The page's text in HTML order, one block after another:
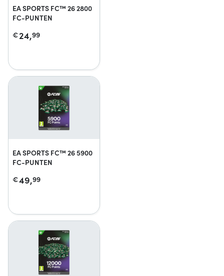
EA SPORTS FC™ 26 2800
FC-PUNTEN
€24,99
EA SPORTS FC™ 26 5900
FC-PUNTEN
€49,99